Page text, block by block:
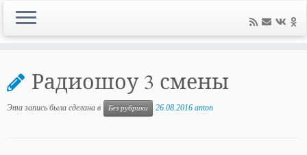
содержимомуРадиошоу 3 смены
Эта запись была сделана в Без рубрики 26.08.2016 anton